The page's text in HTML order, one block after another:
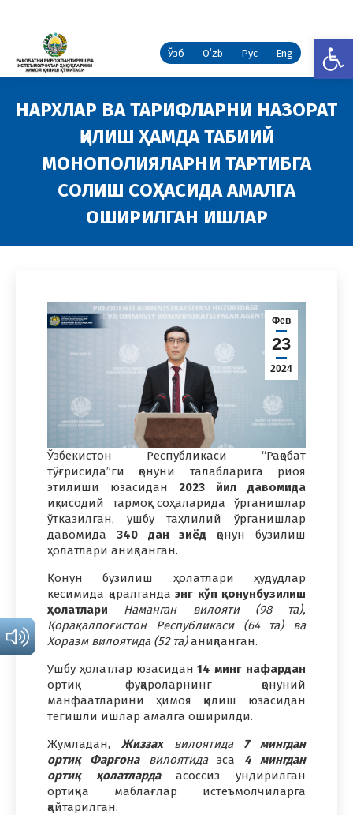
Ўзб Oʻzb Рус Eng
НАРХЛАР ВА ТАРИФЛАРНИ НАЗОРАТ
ҚИЛИШ ҲАМДА ТАБИИЙ
МОНОПОЛИЯЛАРНИ ТАРТИБГА
СОЛИШ СОҲАСИДА АМАЛГА
ОШИРИЛГАН ИШЛАР
Фев
23
2024
Ўзбекистон Республикаси “Рақобат
тўғрисида”ги қонуни талабларига риоя
этилиши юзасидан 2023 йил давомида
иқтисодий тармоқ соҳаларида ўрганишлар
ўтказилган, ушбу таҳлилий ўрганишлар
давомида 340 дан зиёд қонун бузилиш
ҳолатлари аниқланган.
Қонун бузилиш ҳолатлари ҳудудлар
кесимида қаралганда энг кўп қонунбузилиш
ҳолатлари Наманган вилояти (98 та),
Қорақалпоғистон Республикаси (64 та) ва
Хоразм вилоятида (52 та)аниқланган.
Ушбу ҳолатлар юзасидан14 минг нафардан
ортиқ фуқароларнинг қонуний
манфаатларини ҳимоя қилиш юзасидан
тегишли ишлар амалга оширилди.
Жумладан, Жиззахвилоятида
7 мингдан
ортиқ
Фарғонавилоятидаэса 4 мингдан
ортиқ
ҳолатлардаасоссиз ундирилган
ортиқча маблағлар истеъмолчиларга
қайтарилган.